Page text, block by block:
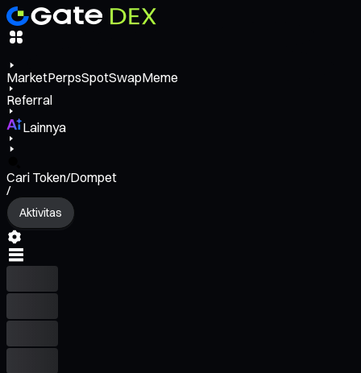
MarketPerpsSpotSwapMeme
Referral
Lainnya
Cari Token/Dompet
/
Aktivitas